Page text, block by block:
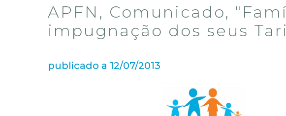
APFN, Comunicado,
impugnação dos seus
publicado a 12/07/2013